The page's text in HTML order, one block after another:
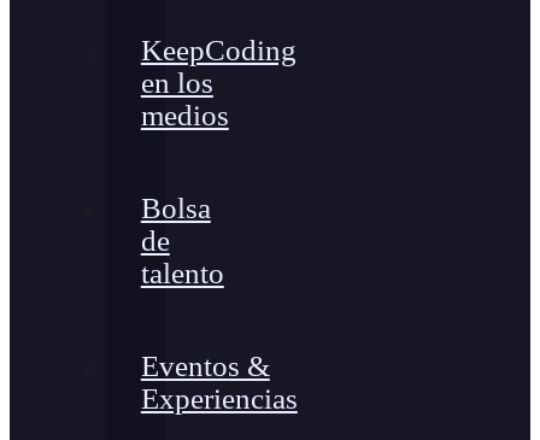
KeepCoding
en los
medios
Bolsa
de
talento
Eventos &
Experiencias